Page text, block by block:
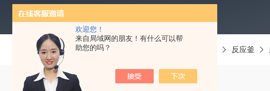
欢迎您！
来自局域网的朋友！有什么可以帮
助您的吗？
反应釜